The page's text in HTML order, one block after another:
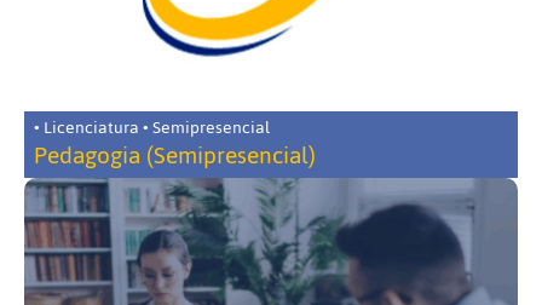
• Licenciatura • Semipresencial
Pedagogia (Semipresencial)